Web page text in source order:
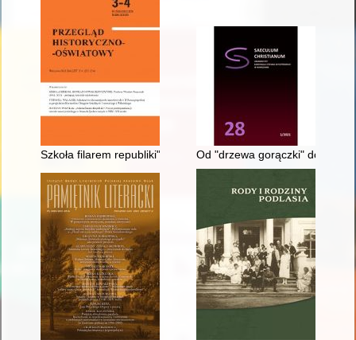
Szkoła filarem republiki" : proces profesjonalizacji zawodu
Od "drzewa gorączki" do